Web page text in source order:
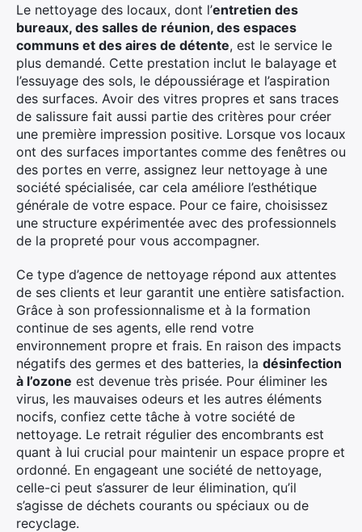
Le nettoyage des locaux, dont l’entretien des
bureaux, des salles de réunion, des espaces
communs et des aires de détente, est le service le
plus demandé. Cette prestation inclut le balayage et
l’essuyage des sols, le dépoussiérage et l’aspiration
des surfaces. Avoir des vitres propres et sans traces
de salissure fait aussi partie des critères pour créer
une première impression positive. Lorsque vos locaux
ont des surfaces importantes comme des fenêtres ou
des portes en verre, assignez leur nettoyage à une
société spécialisée, car cela améliore l’esthétique
générale de votre espace. Pour ce faire, choisissez
une structure expérimentée avec des professionnels
de la propreté pour vous accompagner.
Ce type d’agence de nettoyage répond aux attentes
de ses clients et leur garantit une entière satisfaction.
Grâce à son professionnalisme et à la formation
continue de ses agents, elle rend votre
environnement propre et frais. En raison des impacts
négatifs des germes et des batteries, la désinfection
à l’ozone est devenue très prisée. Pour éliminer les
virus, les mauvaises odeurs et les autres éléments
nocifs, confiez cette tâche à votre société de
nettoyage. Le retrait régulier des encombrants est
quant à lui crucial pour maintenir un espace propre et
ordonné. En engageant une société de nettoyage,
celle-ci peut s’assurer de leur élimination, qu’il
s’agisse de déchets courants ou spéciaux ou de
recyclage.